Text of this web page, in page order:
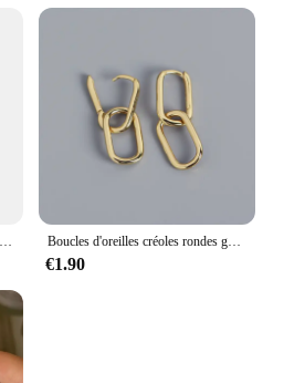
Boucles d'oreilles créoles rondes géométriques pour femmes, boucles d'oreilles pendantes rétro, conception à double boucle, bijoux punk hip hop pour filles, document en or, mode
€1.90